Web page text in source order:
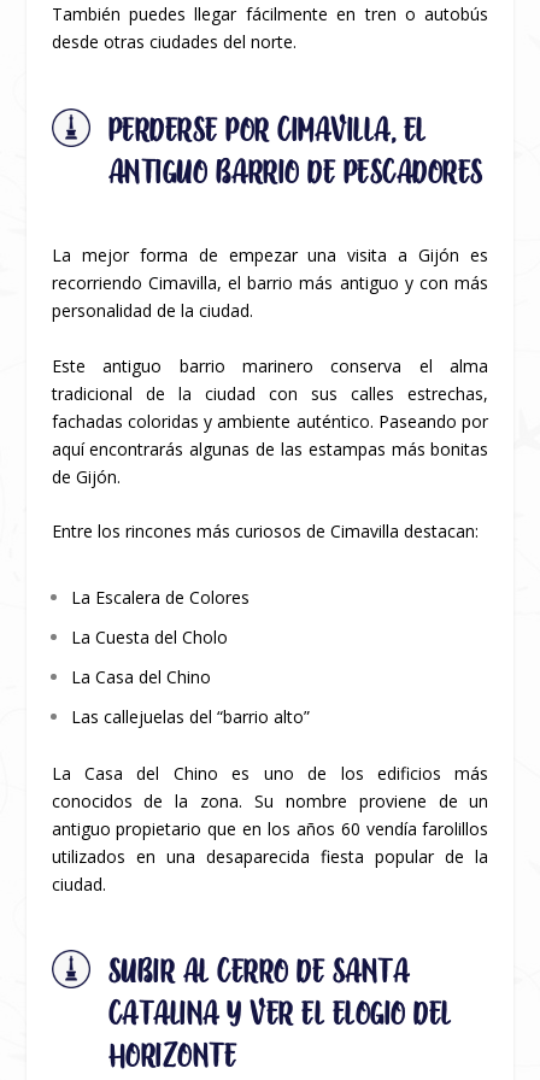
También puedes llegar fácilmente en tren o autobús
desde otras ciudades del norte.
PERDERSE POR CIMAVILLA, EL
ANTIGUO BARRIO DE PESCADORES
La mejor forma de empezar una visita a Gijón es
recorriendo Cimavilla, el barrio más antiguo y con más
personalidad de la ciudad.
Este antiguo barrio marinero conserva el alma
tradicional de la ciudad con sus calles estrechas,
fachadas coloridas y ambiente auténtico. Paseando por
aquí encontrarás algunas de las estampas más bonitas
de Gijón.
Entre los rincones más curiosos de Cimavilla destacan:
La Escalera de Colores
La Cuesta del Cholo
La Casa del Chino
Las callejuelas del “barrio alto”
La Casa del Chino es uno de los edificios más
conocidos de la zona. Su nombre proviene de un
antiguo propietario que en los años 60 vendía farolillos
utilizados en una desaparecida fiesta popular de la
ciudad.
SUBIR AL CERRO DE SANTA
CATALINA Y VER EL ELOGIO DEL
HORIZONTE